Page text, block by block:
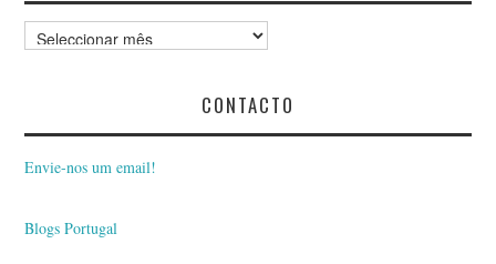
Arquivo
CONTACTO
Envie-nos um email!
Blogs Portugal